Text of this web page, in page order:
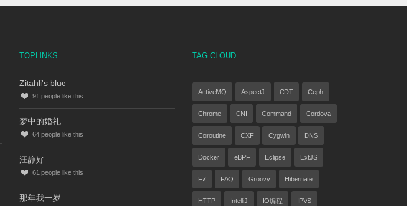
TOPLINKS
Zitahli's blue
91 people like this
梦中的婚礼
64 people like this
汪静好
61 people like this
那年我一岁
TAG CLOUD
ActiveMQ AspectJ CDT Ceph
Chrome CNI Command Cordova
Coroutine CXF Cygwin DNS
Docker eBPF Eclipse ExtJS
F7 FAQ Groovy Hibernate
HTTP IntelliJ IO编程 IPVS